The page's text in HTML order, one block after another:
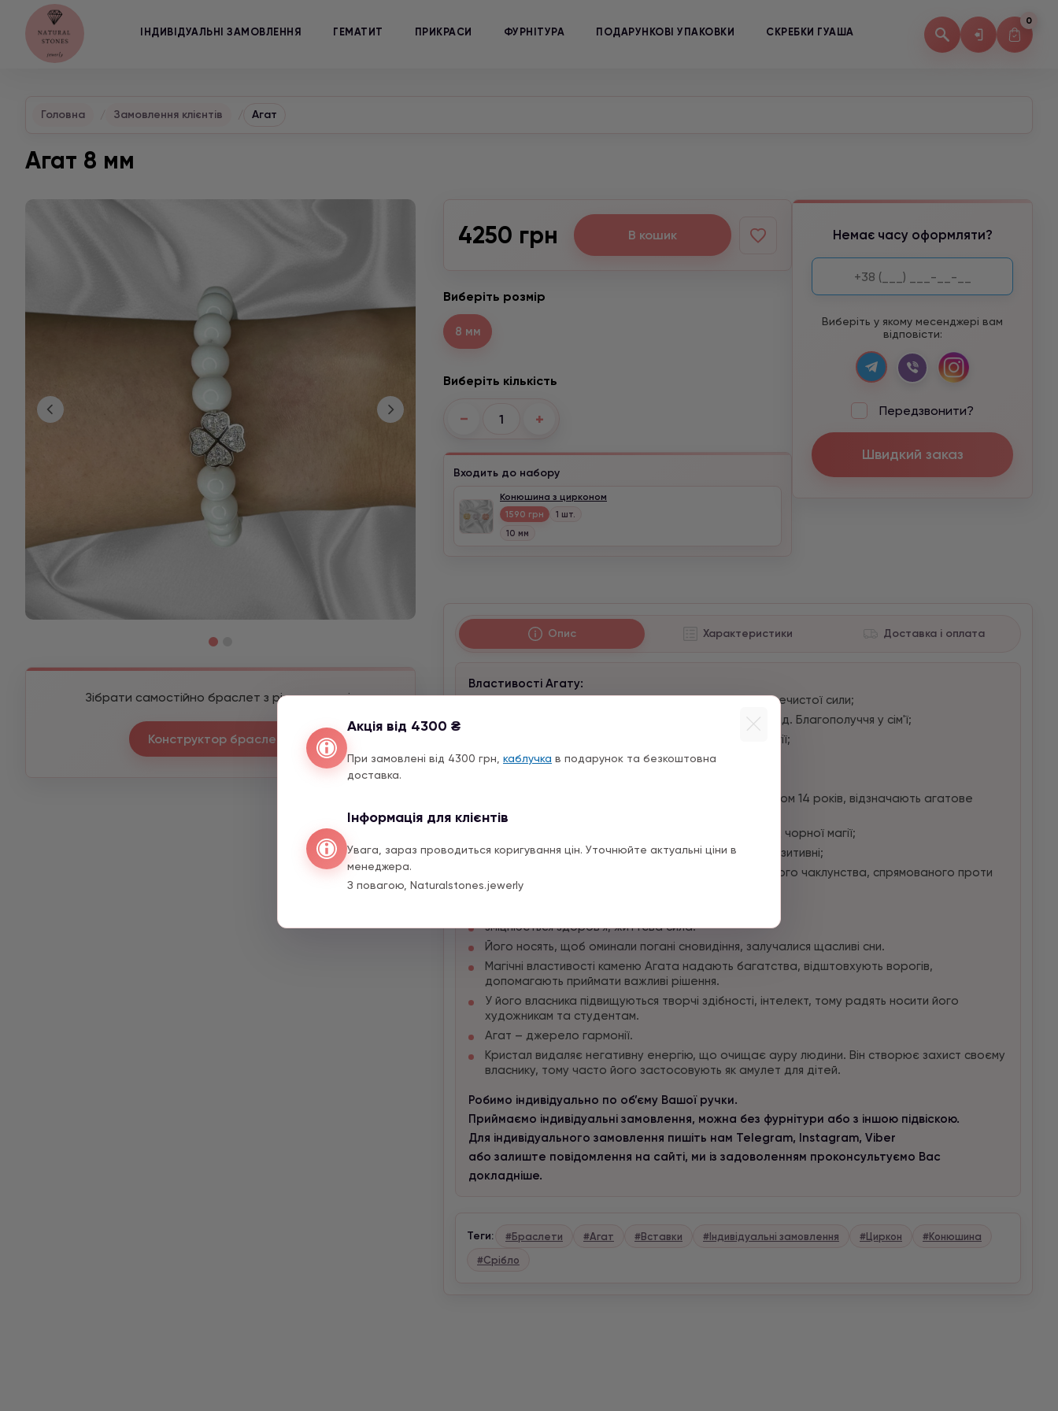
Акція від 4300 ₴
При замовлені від 4300 грн, каблучка в подарунок та безкоштовна
доставка.
Інформація для клієнтів
Увага, зараз проводиться коригування цін. Уточнюйте актуальні ціни в
менеджера.
З повагою, Naturalstones.jewerly
ІНДИВІДУАЛЬНІ ЗАМОВЛЕННЯ ГЕМАТИТ ПРИКРАСИ ФУРНІТУРА ПОДАРУНКОВІ УПАКОВКИ СКРЕБКИ ГУАША
0
Головна Замовлення клієнтів Агат
Агат 8 мм
Зібрати самостійно браслет з різних каменів
Конструктор браслетів
4250 грн В кошик
Виберіть розмір
8 мм
Виберіть кількість
− +
Входить до набору
Конюшина з цирконом
1590 грн
1 шт.
10 мм
Немає часу оформляти?
Виберіть у якому месенджері вам
відповісти:
Передзвонити?
Швидкий заказ
Опис Характеристики Доставка і оплата
Властивості Агату:
зняття пристріту, відведення псування. Захист від нечистої сили;
внесення миру та спокій у будинок та сімейний уклад. Благополуччя у сім'ї;
гармонію із космосом. Одержання зовнішньої енергії;
розвиток творчих здібностей; виявлення талантів;
Зміцнення сімейних відносин (пари, що прожили разом 14 років, відзначають агатове
весілля);
здатний лікувати хвороби та служить оберегом від чорної магії;
негативні енергетичні впливи він трансформує у позитивні;
захищає від привороту, пристріту, псування та іншого чаклунства, спрямованого проти
його господаря;
зміцнюється здоров'я, життєва сила.
Його носять, щоб оминали погані сновидіння, залучалися щасливі сни.
Магічні властивості каменю Агата надають багатства, відштовхують ворогів,
допомагають приймати важливі рішення.
У його власника підвищуються творчі здібності, інтелект, тому радять носити його
художникам та студентам.
Агат – джерело гармонії.
Кристал видаляє негативну енергію, що очищає ауру людини. Він створює захист своєму
власнику, тому часто його застосовують як амулет для дітей.
Робимо індивідуально по об’єму Вашої ручки.
Приймаємо індивідуальні замовлення, можна без фурнітури або з іншою підвіскою.
Для індивідуального замовлення пишіть нам Telegram, Instagram, Viber
або залиште повідомлення на сайті, ми із задоволенням проконсультуємо Вас
докладніше.
Теги: #Браслети #Агат #Вставки #Індивідуальні замовлення #Циркон
#Конюшина
#Срібло